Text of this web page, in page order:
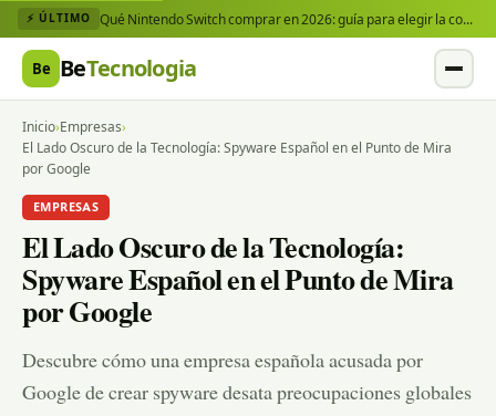
⚡ ÚLTIMO Qué Nintendo Switch comprar en 2026: guía para elegir la consola y los juegos que necesitas
Be BeTecnologia
Inicio›Empresas›
El Lado Oscuro de la Tecnología: Spyware Español en el Punto de Mira
por Google
EMPRESAS
El Lado Oscuro de la Tecnología:
Spyware Español en el Punto de Mira
por Google
Descubre cómo una empresa española acusada por
Google de crear spyware desata preocupaciones globales